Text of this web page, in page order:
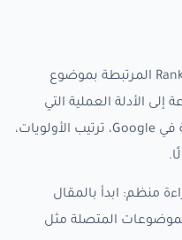
تجمع هذه الصفحة كل مقالات RankX SEO المرتبطة بموضوع
الأدلة العملية التي
تساعدك على تحسين ظهور متجر سلة في Google، ترتيب الأولويات،
منظم: ابدأ بالمقال
المتصلة مثل